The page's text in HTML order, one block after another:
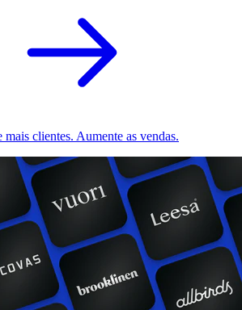
mais clientes. Aumente as vendas.